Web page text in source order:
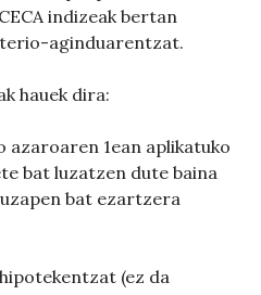
indizeak bertan
aginduarentzat.
hauek dira:
azaroaren 1ean aplikatuko
bat luzatzen dute baina
bat ezartzera
(ez da